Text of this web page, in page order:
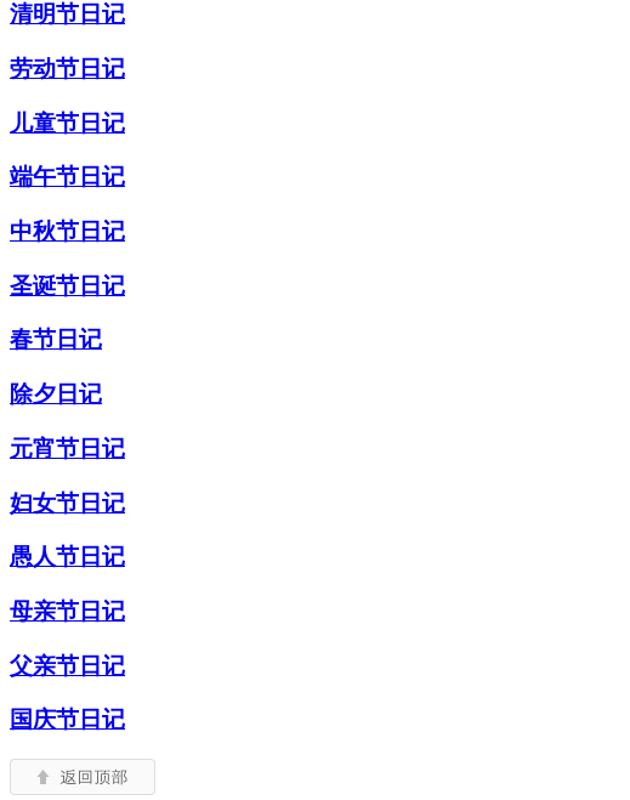
清明节日记
劳动节日记
儿童节日记
端午节日记
中秋节日记
圣诞节日记
春节日记
除夕日记
元宵节日记
妇女节日记
愚人节日记
母亲节日记
父亲节日记
国庆节日记